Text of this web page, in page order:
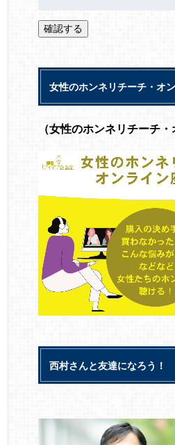
女性のホンネリチーチ・オ
（女性のホンネリチーチ
西村さんと友達になろう！